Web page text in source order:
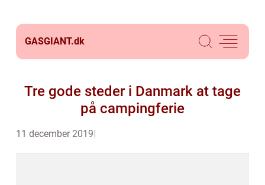
GASGIANT.dk
Tre gode steder i Danmark at tage
på campingferie
11 december 2019